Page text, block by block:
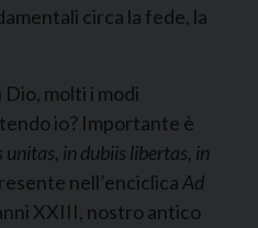
circa la fede, la
Dio, molti i modi
io? Importante è
unitas, in dubiis libertas, in
nell’enciclicaAd
XXIII, nostro antico